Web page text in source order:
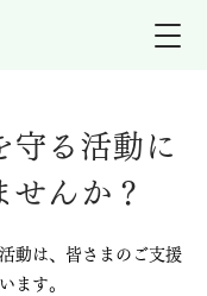
守る活動に
せんか？
動は、皆さまのご支援
ます。